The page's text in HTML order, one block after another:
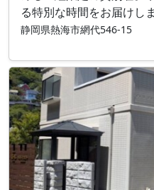
る特別な時間をお届けしま
静岡県熱海市網代546-15